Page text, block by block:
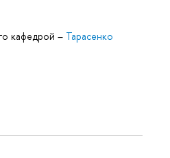
кафедрой – Тарасенко